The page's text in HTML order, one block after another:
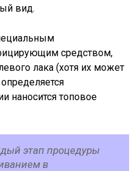
вид.
средством,
лака (хотя их может
наносится топовое
этап процедуры
в